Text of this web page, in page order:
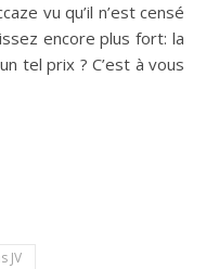
vu qu’il n’est censé
encore plus fort: la
tel prix ? C’est à vous
JV